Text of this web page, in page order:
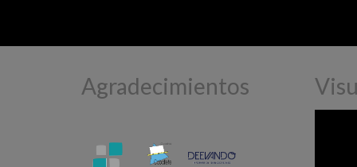
Agradecimientos